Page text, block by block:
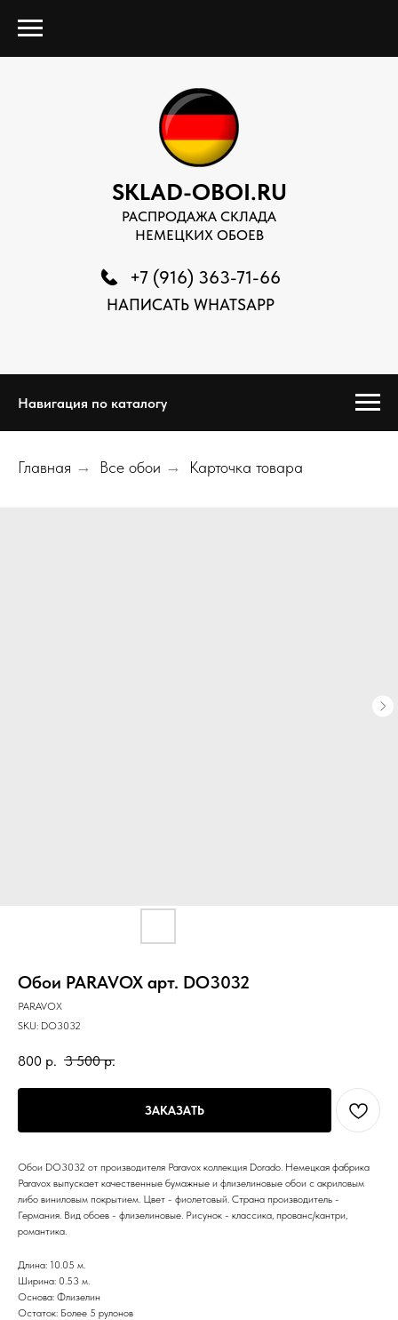
SKLAD-OBOI.RU
РАСПРОДАЖА СКЛАДА
НЕМЕЦКИХ ОБОЕВ
+7 (916) 363-71-66
НАПИСАТЬ WHATSAPP
Навигация по каталогу
Главная → Все обои → Карточка товара
Обои PARAVOX арт. DO3032
PARAVOX
SKU: DO3032
800 р. 3 500 р.
ЗАКАЗАТЬ
Обои DO3032 от производителя Paravox коллекция Dorado. Немецкая фабрика
Paravox выпускает качественные бумажные и флизелиновые обои с акриловым
либо виниловым покрытием. Цвет - фиолетовый. Страна производитель -
Германия. Вид обоев - флизелиновые. Рисунок - классика, прованс/кантри,
романтика.
Длина: 10.05 м.
Ширина: 0.53 м.
Основа: Флизелин
Остаток: Более 5 рулонов